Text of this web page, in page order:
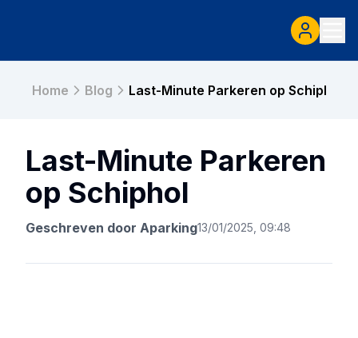
Home Blog Last-Minute Parkeren op Schiphol
Last-Minute Parkeren
op Schiphol
Geschreven door Aparking13/01/2025, 09:48